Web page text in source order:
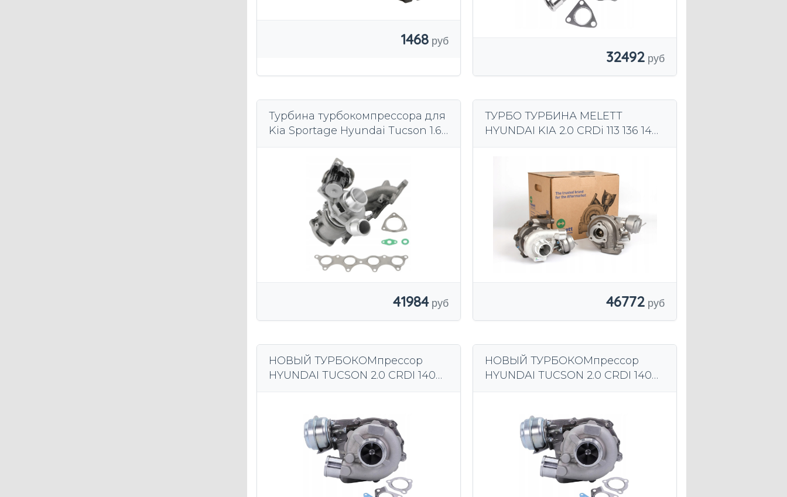
1468
32492
Турбина турбокомпрессора для
Kia Sportage Hyundai Tucson 1.6L
41984
ТУРБО ТУРБИНА MELETT
HYUNDAI KIA 2.0 CRDi 113 136 140
46772
НОВЫЙ ТУРБОКОМпрессор
HYUNDAI TUCSON 2.0 CRDI 140
НОВЫЙ ТУРБОКОМпрессор
HYUNDAI TUCSON 2.0 CRDI 140